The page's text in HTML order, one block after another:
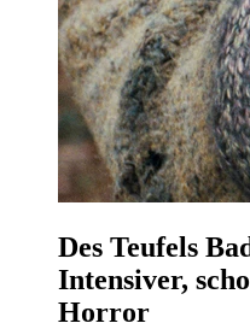
Des Teufels
Intensiver,
Horror